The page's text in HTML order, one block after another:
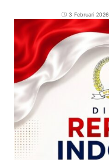
3 Februari 2026